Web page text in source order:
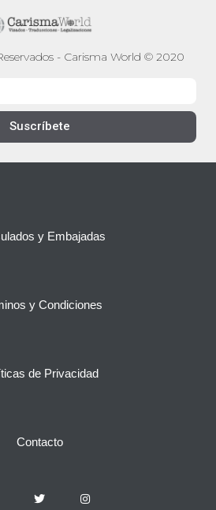
- Carisma World © 2020
Suscríbete
y Embajadas
y Condiciones
de Privacidad
Contacto
T
w
I
n